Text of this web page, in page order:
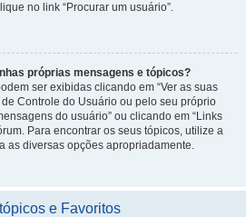
no link “Procurar um usuário”.
próprias mensagens e tópicos?
ser exibidas clicando em “Ver as suas
Controle do Usuário ou pelo seu próprio
do usuário” ou clicando em “Links
Para encontrar os seus tópicos, utilize a
as diversas opções apropriadamente.
e Favoritos